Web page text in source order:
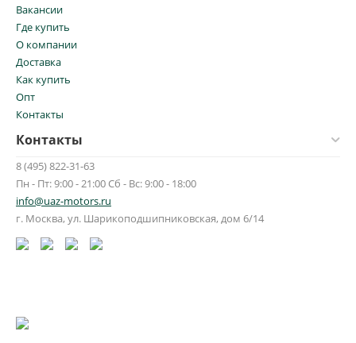
Вакансии
Где купить
О компании
Доставка
Как купить
Опт
Контакты
Контакты
8 (495) 822-31-63
Пн - Пт: 9:00 - 21:00 Сб - Вс: 9:00 - 18:00
info@uaz-motors.ru
г. Москва, ул. Шарикоподшипниковская, дом 6/14